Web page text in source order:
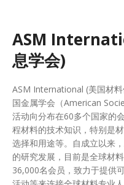
ASM
息学会)
ASM International (美国材
国金属学会（American
活动向分布在60多个国家的
程材料的技术知识，特别是
选择和用途等。自成立以来
的研究发展，目前是全球材
36,000名会员，致力于提供